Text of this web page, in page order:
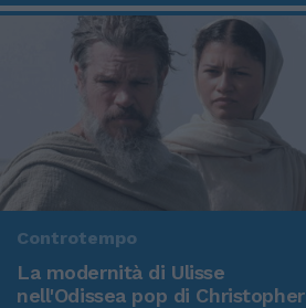
Controtempo
La modernità di Ulisse
nell'Odissea pop di Christopher